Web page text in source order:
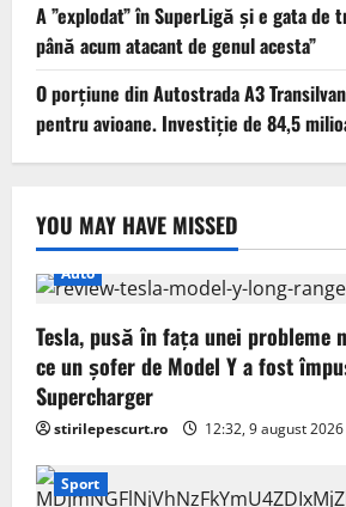
A ”explodat” în SuperLigă și e gata de
până acum atacant de genul acesta”
O porțiune din Autostrada A3
pentru avioane. Investiție de 84,5
YOU MAY HAVE MISSED
Auto
Tesla, pusă în fața unei probleme
ce un șofer de Model Y a fost
Supercharger
stirilepescurt.ro 12:32, 9 august 2026
Sport